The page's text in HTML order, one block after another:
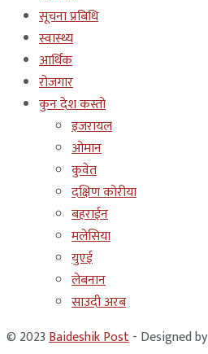
सूचना प्रबिधि
स्वास्थ्य
आर्थिक
रोजगार
कुन देश कस्तो
इजरायल
ओमान
कुवेत
दक्षिण कोरीया
बहराईन
मलेसिया
युएई
लेबनान
साउदी अरब
© 2023Baideshik Post- Designed by